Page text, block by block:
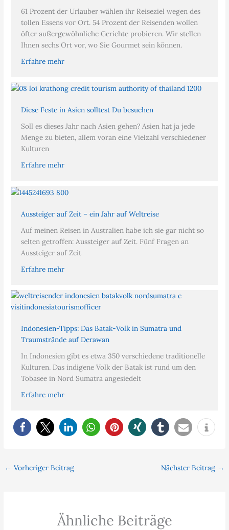
61 Prozent der Urlauber wählen ihr Reiseziel wegen des
tollen Essens vor Ort. 54 Prozent der Reisenden wollen
öfter außergewöhnliche Gerichte probieren. Wir stellen
Ihnen sechs Ort vor, wo Sie Gourmet sein können.
Erfahre mehr
Diese Feste in Asien solltest Du besuchen
Soll es dieses Jahr nach Asien gehen? Asien hat ja jede
Menge zu bieten, allem voran eine Vielzahl verschiedener
Kulturen
Erfahre mehr
Aussteiger auf Zeit – ein Jahr auf Weltreise
Auf meinen Reisen in Australien habe ich sie gar nicht so
selten getroffen: Aussteiger auf Zeit. Fünf Fragen an
Aussteiger auf Zeit
Erfahre mehr
Indonesien-Tipps: Das Batak-Volk in Sumatra und
Traumstrände auf Derawan
In Indonesien gibt es etwa 350 verschiedene traditionelle
Kulturen. Das indigene Volk der Batak ist rund um den
Tobasee in Nord Sumatra angesiedelt
Erfahre mehr
← Vorheriger Beitrag Nächster Beitrag →
Ähnliche Beiträge